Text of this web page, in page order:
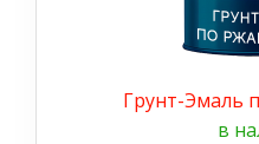
Грунт-Эмаль
в